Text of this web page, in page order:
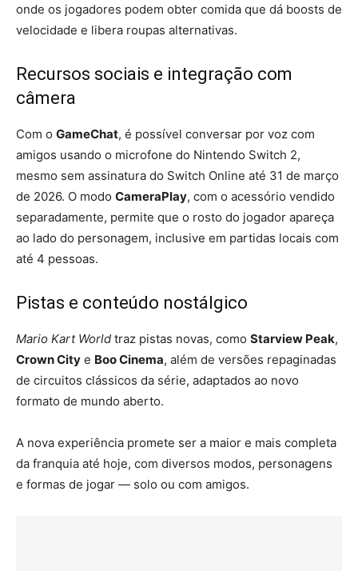
onde os jogadores podem obter comida que dá boosts de
velocidade e libera roupas alternativas.
Recursos sociais e integração com
câmera
Com o GameChat, é possível conversar por voz com
amigos usando o microfone do Nintendo Switch 2,
mesmo sem assinatura do Switch Online até 31 de março
de 2026. O modo CameraPlay, com o acessório vendido
separadamente, permite que o rosto do jogador apareça
ao lado do personagem, inclusive em partidas locais com
até 4 pessoas.
Pistas e conteúdo nostálgico
Mario Kart World traz pistas novas, como Starview Peak,
Crown City e Boo Cinema, além de versões repaginadas
de circuitos clássicos da série, adaptados ao novo
formato de mundo aberto.
A nova experiência promete ser a maior e mais completa
da franquia até hoje, com diversos modos, personagens
e formas de jogar — solo ou com amigos.